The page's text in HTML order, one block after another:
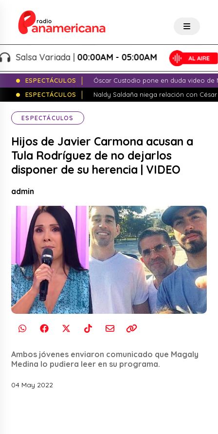
Variada |00:00AM - 05:00AM
ESPECTÁCULOS
Óscar Custodio pone en duda video de
ESPECTÁCULOS
Naldy Saldaña niega relación con
ESPECTÁCULOS
Hijos de Javier Carmona acusan a
Tula Rodríguez de no dejarlos
disponer de su herencia | VIDEO
admin
Ambos jóvenes enviaron comunicado que Magaly
Medina lo pudiera leer en su programa.
04 May 2022